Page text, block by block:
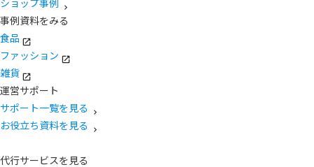
ショップ事例
事例資料をみる
食品
ファッション
雑貨
運営サポート
サポート一覧を見る
お役立ち資料を見る
代行サービスを見る